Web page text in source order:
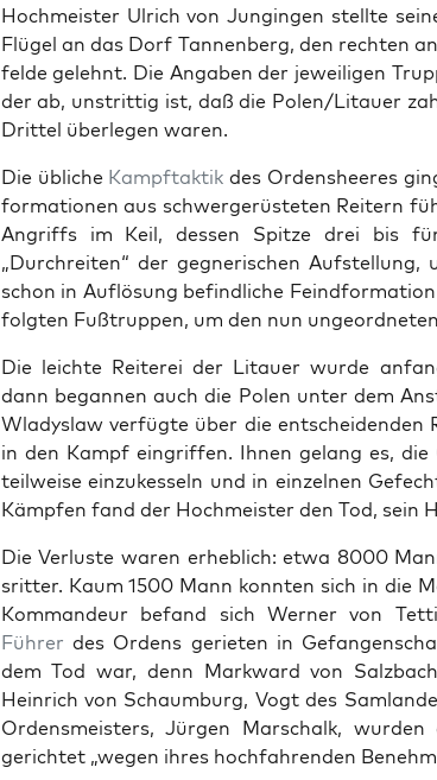
Hochmeis­ter Ulrich von Jungin­gen stellte
Flügel an das Dorf Tan­nen­berg, den recht­en
felde gelehnt. Die Angaben der jew­eili­gen
der ab, unstrit­tig ist, daß die Polen/Litauer
Drit­tel über­legen waren.
Die übliche Kampf­tak­tik des Orden­sheeres
for­ma­tio­nen aus schw­erg­erüsteten Reit­ern
Angriffs im Keil, dessen Spitze drei bis
„Durchre­it­en“ der geg­ner­ischen
schon in Auflö­sung befind­liche
fol­gten Fußtrup­pen, um den nun
Die leichte Reit­erei der Litauer wurde
dann began­nen auch die Polen unter dem
Wla­dys­law ver­fügte über die entschei­den­den
in den Kampf ein­grif­f­en. Ihnen gelang es,
teil­weise einzukesseln und in einzel­nen
Kämpfen fand der Hochmeis­ter den Tod, sein
Die Ver­luste waren erhe­blich: etwa 8000
srit­ter. Kaum 1500 Mann kon­nten sich in die
Kom­man­deur befand sich Wern­er von
Führer des Ordens geri­eten in
dem Tod war, denn Mark­ward von
Hein­rich von Schaum­burg, Vogt des
Ordens­meis­ters, Jür­gen Marschalk,
gerichtet „wegen ihres hochfahren­den